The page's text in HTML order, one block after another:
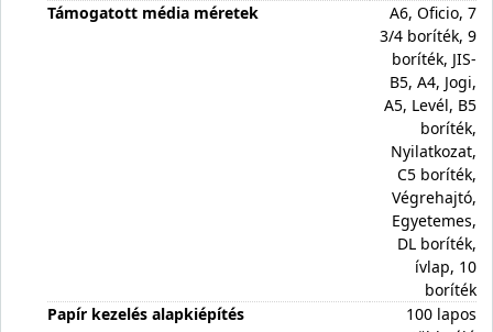
Támogatott média méretek
A6, Oficio, 7
3/4 boríték, 9
boríték, JIS-
B5, A4, Jogi,
A5, Levél, B5
boríték,
Nyilatkozat,
C5 boríték,
Végrehajtó,
Egyetemes,
DL boríték,
ívlap, 10
boríték
Papír kezelés alapkiépítés
100 lapos